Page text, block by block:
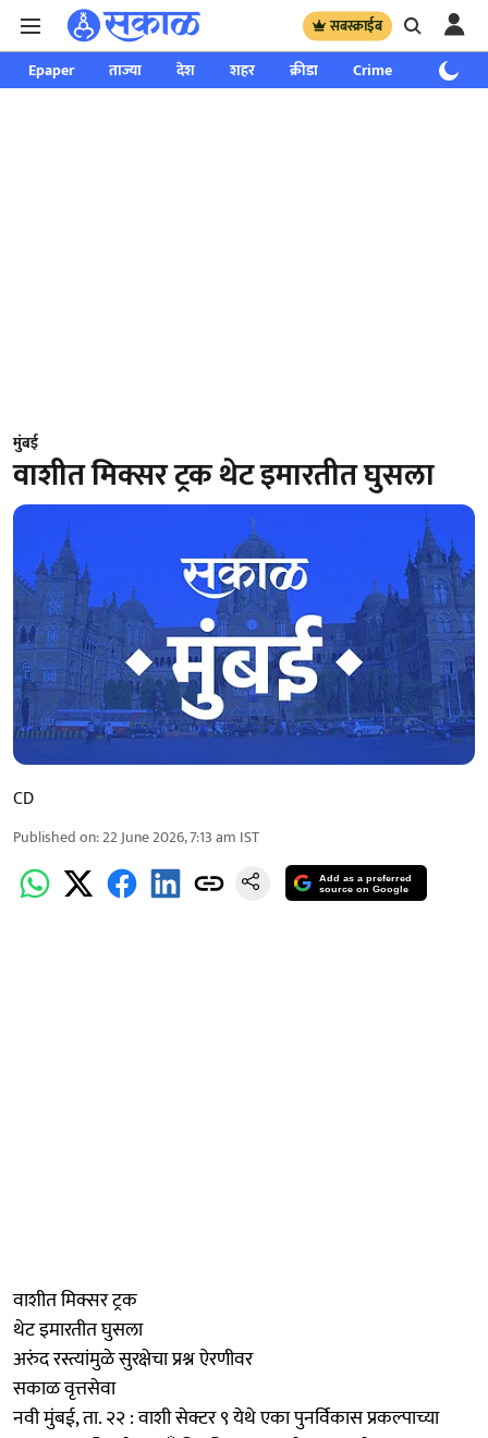
सबस्क्राईब
Epaper ताज्या देश शहर क्रीडा Crime साप्ताहिक
मुंबई
वाशीत मिक्सर ट्रक थेट इमारतीत घुसला
CD
Published on:22 June 2026, 7:13 am IST
Add as a preferred
source on Google
वाशीत मिक्सर ट्रक
थेट इमारतीत घुसला
अरुंद रस्त्यांमुळे सुरक्षेचा प्रश्न ऐरणीवर
सकाळ वृत्तसेवा
नवी मुंबई, ता. २२ : वाशी सेक्टर ९ येथे एका पुनर्विकास प्रकल्पाच्या